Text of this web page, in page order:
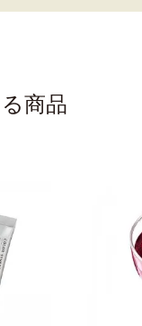
商品